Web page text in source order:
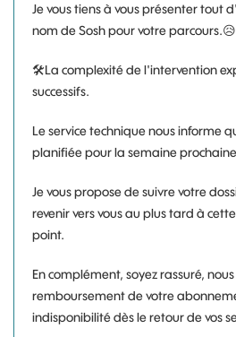
Je vous tiens à vous présenter tout
nom de Sosh pour votre parcours.😥
🛠La complexité de l'intervention
successifs.
Le service technique nous informe
planifiée pour la semaine
Je vous propose de suivre votre
revenir vers vous au plus tard à
point.
En complément, soyez rassuré,
remboursement de votre
indisponibilité dès le retour de vos